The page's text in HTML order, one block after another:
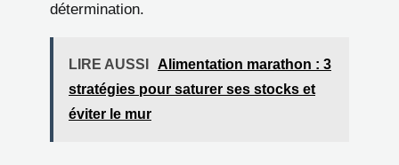
détermination.
LIRE AUSSI
Alimentation marathon : 3
stratégies pour saturer ses stocks et
éviter le mur